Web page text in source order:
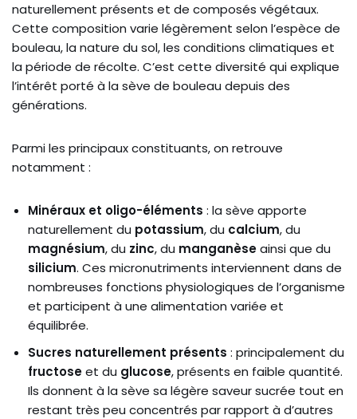
naturellement présents et de composés végétaux.
Cette composition varie légèrement selon l’espèce de
bouleau, la nature du sol, les conditions climatiques et
la période de récolte. C’est cette diversité qui explique
l’intérêt porté à la sève de bouleau depuis des
générations.
Parmi les principaux constituants, on retrouve
notamment :
Minéraux et oligo-éléments : la sève apporte
naturellement du potassium, du calcium, du
magnésium, du zinc, du manganèseainsi que du
silicium. Ces micronutriments interviennent dans de
nombreuses fonctions physiologiques de l’organisme
et participent à une alimentation variée et
équilibrée.
Sucres naturellement présents : principalement du
fructoseet du glucose, présents en faible quantité.
Ils donnent à la sève sa légère saveur sucrée tout en
restant très peu concentrés par rapport à d’autres